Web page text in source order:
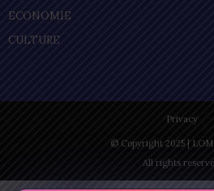
ECONOMIE
CULTURE
Privacy
© Copyright 2025 |
All rights